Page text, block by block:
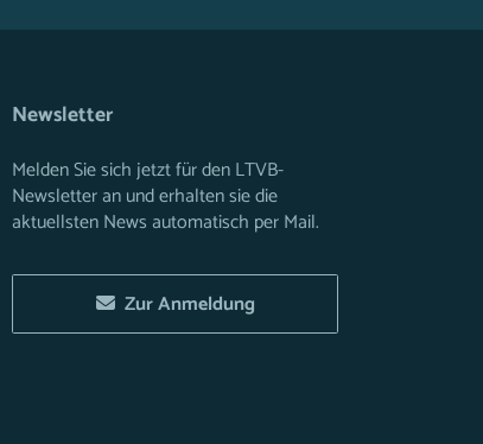
Newsletter
Melden Sie sich jetzt für den LTVB-
Newsletter an und erhalten sie die
aktuellsten News automatisch per Mail.
Zur Anmeldung